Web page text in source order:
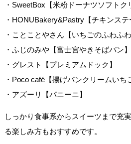
・SweetBox【米粉ドーナツソフトク
・HONUBakery&Pastry【チキンステ
・ことことやさん【いちごのふわふ
・ふじのみや【富士宮やきそばパン】
・グレスト【プレミアムドック】
・Poco café【揚げパンクリームいち
・アズーリ【パニーニ】
しっかり食事系からスイーツまで充
る楽しみ方もおすすめです。